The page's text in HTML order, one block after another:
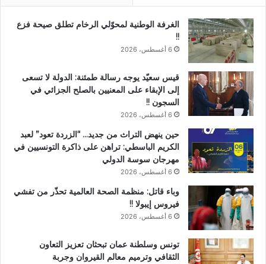
الغرفة الوطنية لمحوّلي الرخام تطلق صيحة فزع
!!
6 أغسطس، 2026
قيس سعيّد يوجه رسالة طمئنة: الدولة لا تسعى
إلى الإبقاء على المعنيين بالصلح الجزائي في
السجون !!
6 أغسطس، 2026
حين ينهض التراث من جديد… “الزردة تعود” لعبد
الكريم الباسطي: تراهن على ذاكرة التونسيين في
مهرجان سوسة الدولي
6 أغسطس، 2026
وباء قاتل: منظمة الصحة العالمية تحذّر من تفشي
فيروس إيبولا !!
6 أغسطس، 2026
تونس وسلطنة عمان تبحثان تعزيز التعاون
الثقافي وترميم معالم القيروان وجربة